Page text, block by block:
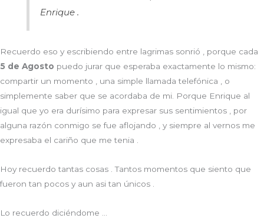
Enrique .
Recuerdo eso y escribiendo entre lagrimas sonrió , porque cada
5 de Agosto puedo jurar que esperaba exactamente lo mismo:
compartir un momento , una simple llamada telefónica , o
simplemente saber que se acordaba de mi. Porque Enrique al
igual que yo era durísimo para expresar sus sentimientos , por
alguna razón conmigo se fue aflojando , y siempre al vernos me
expresaba el cariño que me tenia .
Hoy recuerdo tantas cosas . Tantos momentos que siento que
fueron tan pocos y aun asi tan únicos .
Lo recuerdo diciéndome …